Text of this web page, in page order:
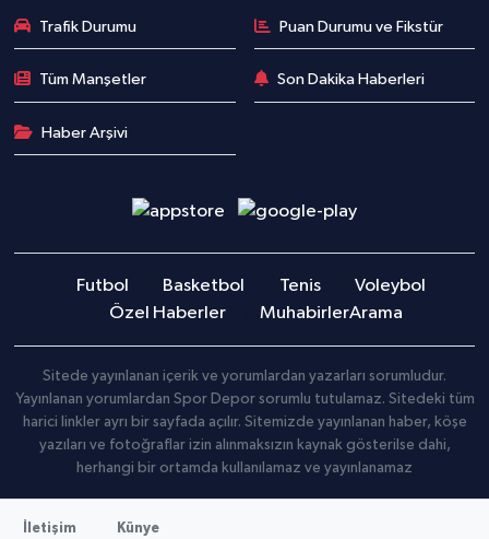
Trafik Durumu Puan Durumu ve Fikstür
Tüm Manşetler Son Dakika Haberleri
Haber Arşivi
Futbol Basketbol Tenis
Voleybol
Özel Haberler
MuhabirlerArama
Sitede yayınlanan içerik ve yorumlardan yazarları sorumludur.
Yayınlanan yorumlardan Spor Depor sorumlu tutulamaz. Sitedeki tüm
harici linkler ayrı bir sayfada açılır. Sitemizde yayınlanan haber, köşe
yazıları ve fotoğraflar izin alınmaksızın kaynak gösterilse dahi,
herhangi bir ortamda kullanılamaz ve yayınlanamaz
İletişim Künye